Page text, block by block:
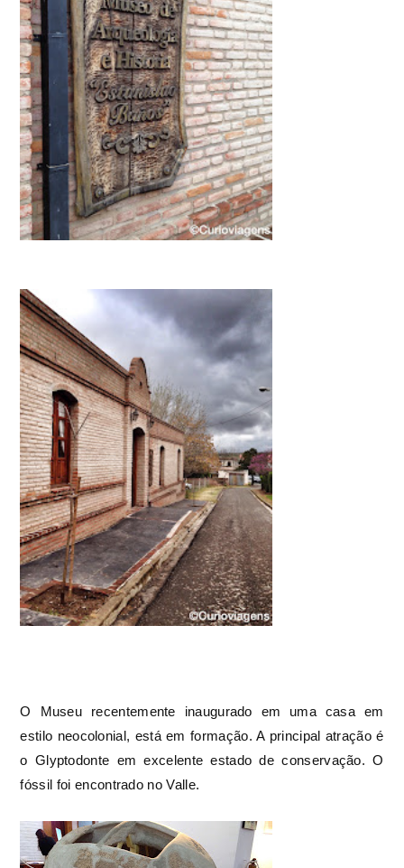
O Museu recentemente inaugurado em uma casa em
estilo neocolonial, está em formação. A principal atração é
o Glyptodonte em excelente estado de conservação. O
fóssil foi encontrado no Valle.